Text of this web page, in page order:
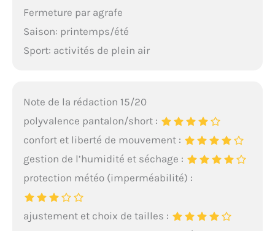
Fermeture par agrafe
Saison: printemps/été
Sport: activités de plein air
Note de la rédaction 15/20
polyvalence pantalon/short :
confort et liberté de mouvement :
gestion de l’humidité et séchage :
protection météo (imperméabilité) :
ajustement et choix de tailles :